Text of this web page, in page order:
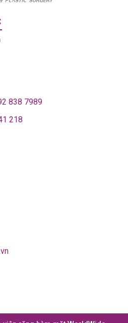
838 7989
218